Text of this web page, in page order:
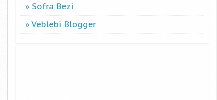
Sofra Bezi
Veblebi Blogger